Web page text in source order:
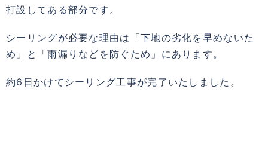
打設してある部分です。
シーリングが必要な理由は「下地の劣化を早めないた
め」と「雨漏りなどを防ぐため」にあります。
約6日かけてシーリング工事が完了いたしました。